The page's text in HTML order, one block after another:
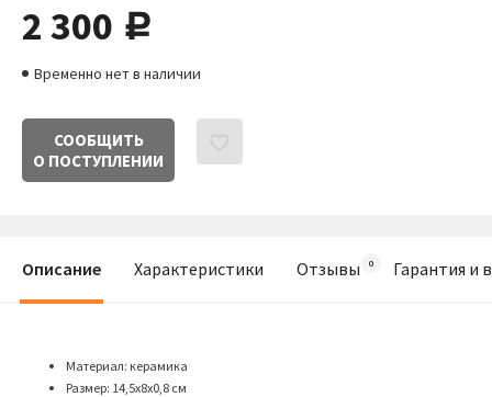
2 300 руб.
Временно нет в наличии
СООБЩИТЬ
О ПОСТУПЛЕНИИ
Описание Характеристики Отзывы Гарантия и
Материал: керамика
Размер: 14,5x8х0,8 см